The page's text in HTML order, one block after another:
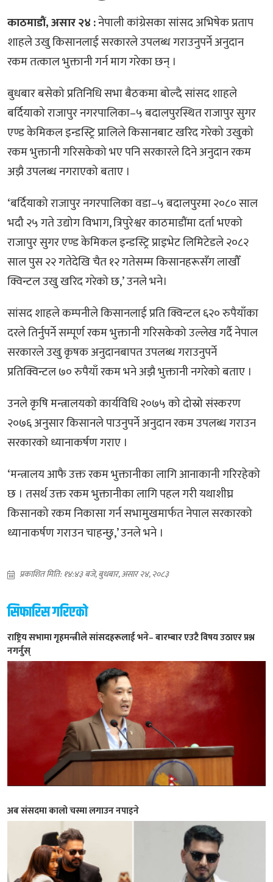
काठमाडौं, असार २४ :नेपाली कांग्रेसका सांसद अभिषेक प्रताप
शाहले उखु किसानलाई सरकारले उपलब्ध गराउनुपर्ने अनुदान
रकम तत्काल भुक्तानी गर्न माग गरेका छन् ।
बुधबार बसेको प्रतिनिधि सभा बैठकमा बोल्दै सांसद शाहले
बर्दियाको राजापुर नगरपालिका–५ बदालपुरस्थित राजापुर सुगर
एण्ड केमिकल इन्डस्ट्रि प्रालिले किसानबाट खरिद गरेको उखुको
रकम भुक्तानी गरिसकेको भए पनि सरकारले दिने अनुदान रकम
अझै उपलब्ध नगराएको बताए ।
‘बर्दियाको राजापुर नगरपालिका वडा–५ बदालपुरमा २०८० साल
भदौ २५ गते उद्योग विभाग, त्रिपुरेश्वर काठमाडौंमा दर्ता भएको
राजापुर सुगर एण्ड केमिकल इन्डस्ट्रि प्राइभेट लिमिटेडले २०८२
साल पुस २२ गतेदेखि चैत १२ गतेसम्म किसानहरूसँग लाखौँ
क्विन्टल उखु खरिद गरेको छ,’ उनले भने।
सांसद शाहले कम्पनीले किसानलाई प्रति क्विन्टल ६२० रुपैयाँका
दरले तिर्नुपर्ने सम्पूर्ण रकम भुक्तानी गरिसकेको उल्लेख गर्दै नेपाल
सरकारले उखु कृषक अनुदानबापत उपलब्ध गराउनुपर्ने
प्रतिक्विन्टल ७० रुपैयाँ रकम भने अझै भुक्तानी नगरेको बताए ।
उनले कृषि मन्त्रालयको कार्यविधि २०७५ को दोस्रो संस्करण
२०७६ अनुसार किसानले पाउनुपर्ने अनुदान रकम उपलब्ध गराउन
सरकारको ध्यानाकर्षण गराए ।
‘मन्त्रालय आफै उक्त रकम भुक्तानीका लागि आनाकानी गरिरहेको
छ । तसर्थ उक्त रकम भुक्तानीका लागि पहल गरी यथाशीघ्र
किसानको रकम निकासा गर्न सभामुखमार्फत नेपाल सरकारको
ध्यानाकर्षण गराउन चाहन्छु,’ उनले भने ।
प्रकाशित मिति: १४:४३ बजे, बुधबार, असार २४, २०८३
सिफारिस गरिएको
राष्ट्रिय सभामा गृहमन्त्रीले सांसदहरूलाई भने– बारम्बार एउटै विषय उठाएर प्रश्न
नगर्नुस्
अब संसदमा कालो चस्मा लगाउन नपाइने